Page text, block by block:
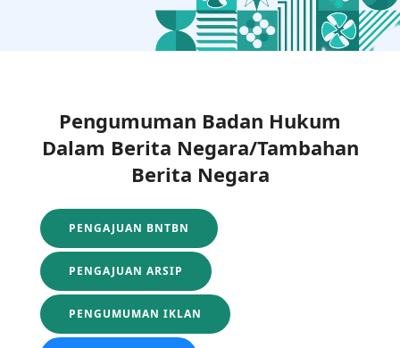
Pengumuman Badan Hukum
Dalam Berita Negara/Tambahan
Berita Negara
PENGAJUAN BNTBN
PENGAJUAN ARSIP
PENGUMUMAN IKLAN